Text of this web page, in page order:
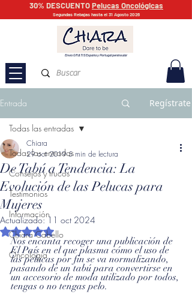
Envío GRATIS España y Portugal peninsular
30% DESCUENTOPelucas Oncológicas
Segundas Rebajas hasta el 31 Agosto 2026
Entrada Regístrate
Todas las entradas
Consejos y trucos
Testimonios
Información
Chiara Cabello
Oncología
Todas las entradas
De Tabú a Tendencia: La
Evolución de las Pelucas para
Mujeres
Chiara
29 oct 2019 5 min de lectura
Actualizado:11 oct 2024
Obtuvo NaN de 5 estrellas.
Nos encanta recoger una publicación de
El País en el que plasma cómo el uso de
las pelucas por fin se va normalizando,
pasando de un tabú para convertirse en
un accesorio de moda utilizado por todos,
tengas o no tengas pelo.